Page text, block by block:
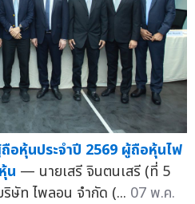
อหุ้นประจำปี 2569 ผู้ถือหุ้นไฟ
น — นายเสรี จินตนเสรี (ที่ 5
ริษัท ไพลอน จำกัด (... 07 พ.ค.